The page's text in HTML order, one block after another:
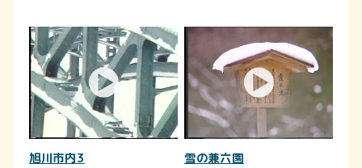
旭川市内3 雪の兼六園